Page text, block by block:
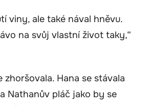
viny, ale také nával hněvu.
na svůj vlastní život taky,“
zhoršovala. Hana se stávala
Nathanův pláč jako by se